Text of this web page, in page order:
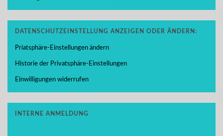
DATENSCHUTZEINSTELLUNG ANZEIGEN ODER ÄNDERN:
Priatsphäre-Einstellungen ändern
Historie der Privatsphäre-Einstellungen
Einwilligungen widerrufen
INTERNE ANMELDUNG